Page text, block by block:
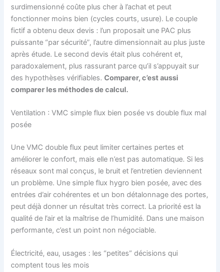
surdimensionné coûte plus cher à l’achat et peut
fonctionner moins bien (cycles courts, usure). Le couple
fictif a obtenu deux devis : l’un proposait une PAC plus
puissante “par sécurité”, l’autre dimensionnait au plus juste
après étude. Le second devis était plus cohérent et,
paradoxalement, plus rassurant parce qu’il s’appuyait sur
des hypothèses vérifiables.Comparer, c’est aussi
comparer les méthodes de calcul.
Ventilation : VMC simple flux bien posée vs double flux mal
posée
Une VMC double flux peut limiter certaines pertes et
améliorer le confort, mais elle n’est pas automatique. Si les
réseaux sont mal conçus, le bruit et l’entretien deviennent
un problème. Une simple flux hygro bien posée, avec des
entrées d’air cohérentes et un bon détalonnage des portes,
peut déjà donner un résultat très correct. La priorité est la
qualité de l’air et la maîtrise de l’humidité. Dans une maison
performante, c’est un point non négociable.
Électricité, eau, usages : les “petites” décisions qui
comptent tous les mois